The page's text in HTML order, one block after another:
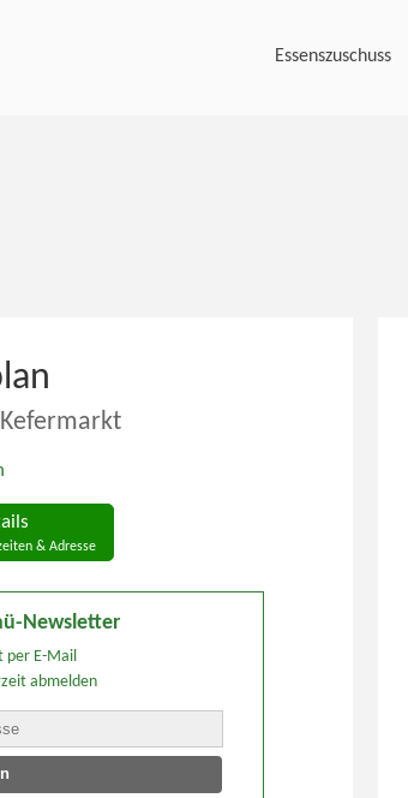
Essenszuschuss
& Adresse
Newsletter
per E-Mail
abmelden